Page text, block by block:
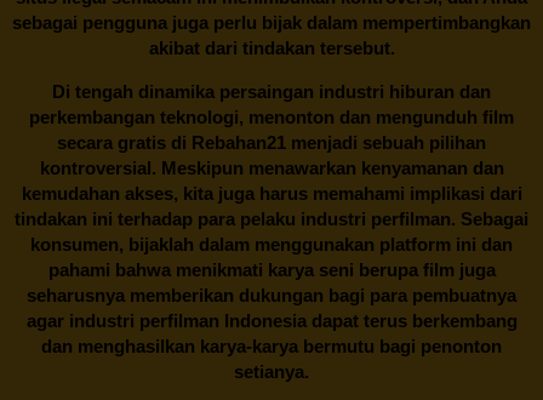
sebagai pengguna juga perlu bijak dalam mempertimbangkan
akibat dari tindakan tersebut.
Di tengah dinamika persaingan industri hiburan dan
perkembangan teknologi, menonton dan mengunduh film
secara gratis di Rebahan21 menjadi sebuah pilihan
kontroversial. Meskipun menawarkan kenyamanan dan
kemudahan akses, kita juga harus memahami implikasi dari
tindakan ini terhadap para pelaku industri perfilman. Sebagai
konsumen, bijaklah dalam menggunakan platform ini dan
pahami bahwa menikmati karya seni berupa film juga
seharusnya memberikan dukungan bagi para pembuatnya
agar industri perfilman Indonesia dapat terus berkembang
dan menghasilkan karya-karya bermutu bagi penonton
setianya.